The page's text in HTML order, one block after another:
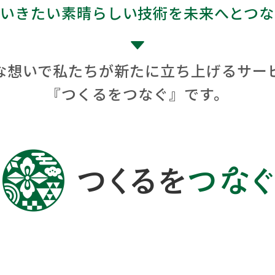
いきたい素晴らしい技術を未来へとつ
想いで私たちが新たに立ち上げるサー
『つくるをつなぐ』です。